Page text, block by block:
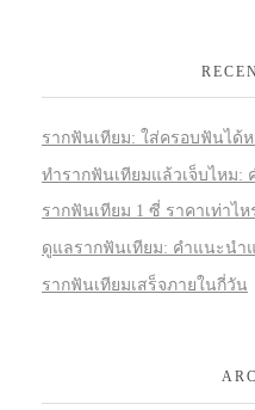
รากฟันเทียม: ใส่ครอบฟันได้
ทำรากฟันเทียมแล้วเจ็บไหม:
รากฟันเทียม 1 ซี่ ราคาเท่าไห
ดูแลรากฟันเทียม: คำแนะนำ
รากฟันเทียมเสร็จภายในกี่วัน